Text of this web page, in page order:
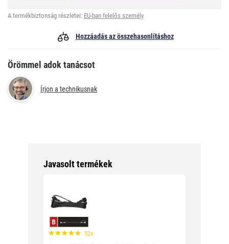
A termékbiztonság részletei: EU-ban felelős személy
Hozzáadás az összehasonlításhoz
Örömmel adok tanácsot
Írjon a technikusnak
Javasolt termékek
52x